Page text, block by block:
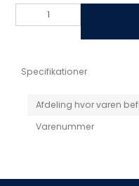
Specifikationer
Afdeling hvor varen
Varenummer